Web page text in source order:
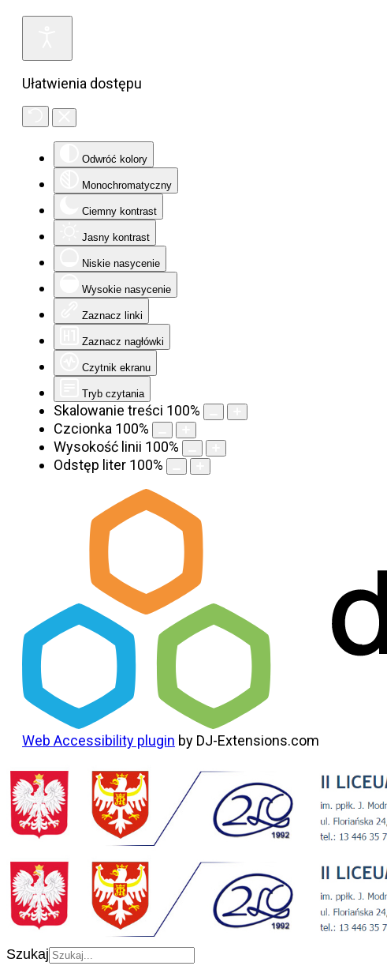
Ułatwienia dostępu
Odwróć kolory
Monochromatyczny
Ciemny kontrast
Jasny kontrast
Niskie nasycenie
Wysokie nasycenie
Zaznacz linki
Zaznacz nagłówki
Czytnik ekranu
Tryb czytania
Skalowanie treści 100%
Czcionka 100%
Wysokość linii 100%
Odstęp liter 100%
Web Accessibility plugin by DJ-Extensions.com
Szukaj